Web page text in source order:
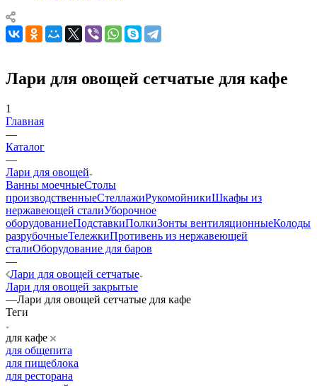
Лари для овощей сетчатые для кафе
1
Главная
—
Каталог
—
Лари для овощей
Ванны моечныеСтолы
производственныеСтеллажиРукомойникиШкафы из
нержавеющей сталиУборочное
оборудованиеПодставкиПолкиЗонты вентиляционныеКолоды
разрубочныеТележкиПротивень из нержавеющей
сталиОборудование для баров
—
Лари для овощей сетчатые
Лари для овощей закрытые
—Лари для овощей сетчатые для кафе
Теги
для кафе
для общепита
для пищеблока
для ресторана